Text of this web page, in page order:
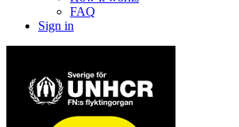
FAQ
Sign in